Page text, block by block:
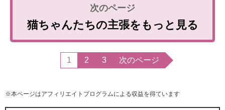
猫ちゃんたちの主張をもっと見る
1 2 3 次のページ
※本ページはアフィリエイトプログラムによる収益を得ています